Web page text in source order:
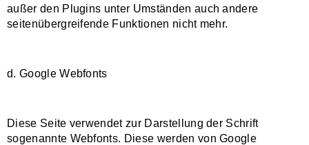
außer den Plugins unter Umständen auch andere
seitenübergreifende Funktionen nicht mehr.
d. Google Webfonts
Diese Seite verwendet zur Darstellung der Schrift
sogenannte Webfonts. Diese werden von Google